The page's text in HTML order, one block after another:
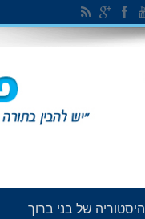
היסטוריה של בני ברוך